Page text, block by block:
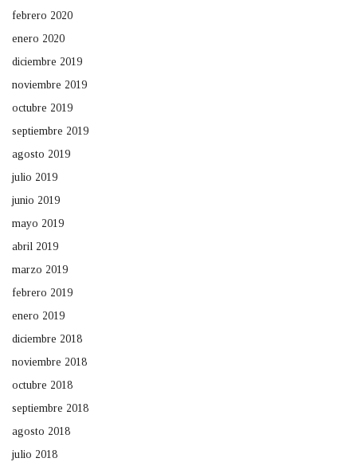
febrero 2020
enero 2020
diciembre 2019
noviembre 2019
octubre 2019
septiembre 2019
agosto 2019
julio 2019
junio 2019
mayo 2019
abril 2019
marzo 2019
febrero 2019
enero 2019
diciembre 2018
noviembre 2018
octubre 2018
septiembre 2018
agosto 2018
julio 2018